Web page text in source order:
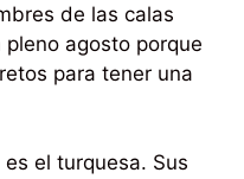
de las calas
agosto porque
para tener una
el turquesa. Sus